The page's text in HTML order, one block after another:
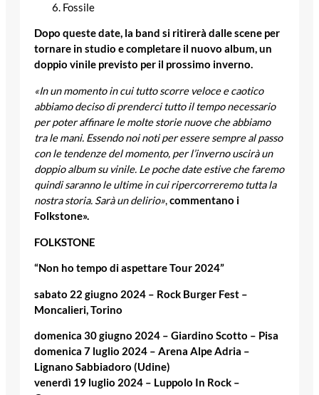
Fossile
Dopo queste date, la band si ritirerà dalle scene per
tornare in studio e completare il nuovo album, un
doppio vinile previsto per il prossimo inverno.
«In un momento in cui tutto scorre veloce e caotico
abbiamo deciso di prenderci tutto il tempo necessario
per poter affinare le molte storie nuove che abbiamo
tra le mani. Essendo noi noti per essere sempre al passo
con le tendenze del momento, per l’inverno uscirà un
doppio album su vinile. Le poche date estive che faremo
quindi saranno le ultime in cui ripercorreremo tutta la
nostra storia. Sarà un delirio»,commentano i
Folkstone».
FOLKSTONE
“Non ho tempo di aspettare Tour 2024”
sabato 22 giugno 2024 – Rock Burger Fest –
Moncalieri, Torino
domenica 30 giugno 2024 – Giardino Scotto – Pisa
domenica 7 luglio 2024 – Arena Alpe Adria –
Lignano Sabbiadoro (Udine)
venerdì 19 luglio 2024 – Luppolo In Rock –